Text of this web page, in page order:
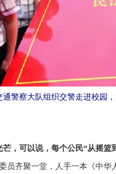
警察大队组织交警走进校
，可以说，每个公民“从摇篮
齐聚一堂，人手一本《中华